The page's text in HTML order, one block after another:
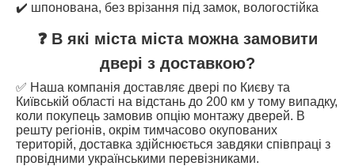
✔️ шпонована, без врізання під замок, вологостійка
❓ В які міста міста можна замовити
двері з доставкою?
✅ Наша компанія доставляє двері по Києву та
Київській області на відстань до 200 км у тому випадку,
коли покупець замовив опцію монтажу дверей. В
решту регіонів, окрім тимчасово окупованих
територій, доставка здійснюється завдяки співпраці з
провідними українськими перевізниками.